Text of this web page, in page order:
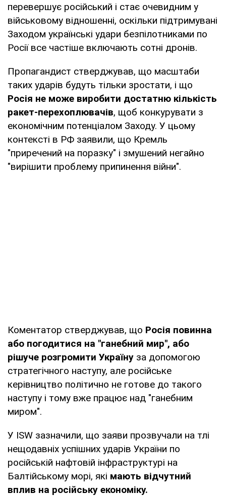
перевершує російський і стає очевидним у
військовому відношенні, оскільки підтримувані
Заходом українські удари безпілотниками по
Росії все частіше включають сотні дронів.
Пропагандист стверджував, що масштаби
таких ударів будуть тільки зростати, і що
Росія не може виробити достатню кількість
ракет-перехоплювачів, щоб конкурувати з
економічним потенціалом Заходу. У цьому
контексті в РФ заявили, що Кремль
"приречений на поразку" і змушений негайно
"вирішити проблему припинення війни".
Коментатор стверджував, що Росія повинна
або погодитися на "ганебний мир", або
рішуче розгромити Україну за допомогою
стратегічного наступу, але російське
керівництво політично не готове до такого
наступу і тому вже працює над "ганебним
миром".
У ISW зазначили, що заяви прозвучали на тлі
нещодавніх успішних ударів України по
російській нафтовій інфраструктурі на
Балтійському морі, які мають відчутний
вплив на російську економіку.